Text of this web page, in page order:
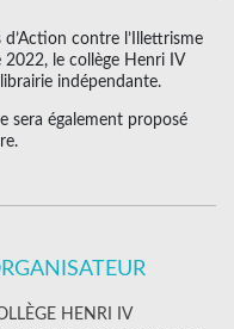
contre l’Illettrisme
le collège Henri IV
indépendante.
sera également proposé
HENRI IV